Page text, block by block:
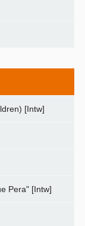
[Intw]
Pera" [Intw]